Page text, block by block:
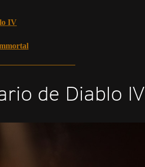
IV
de Diablo IV